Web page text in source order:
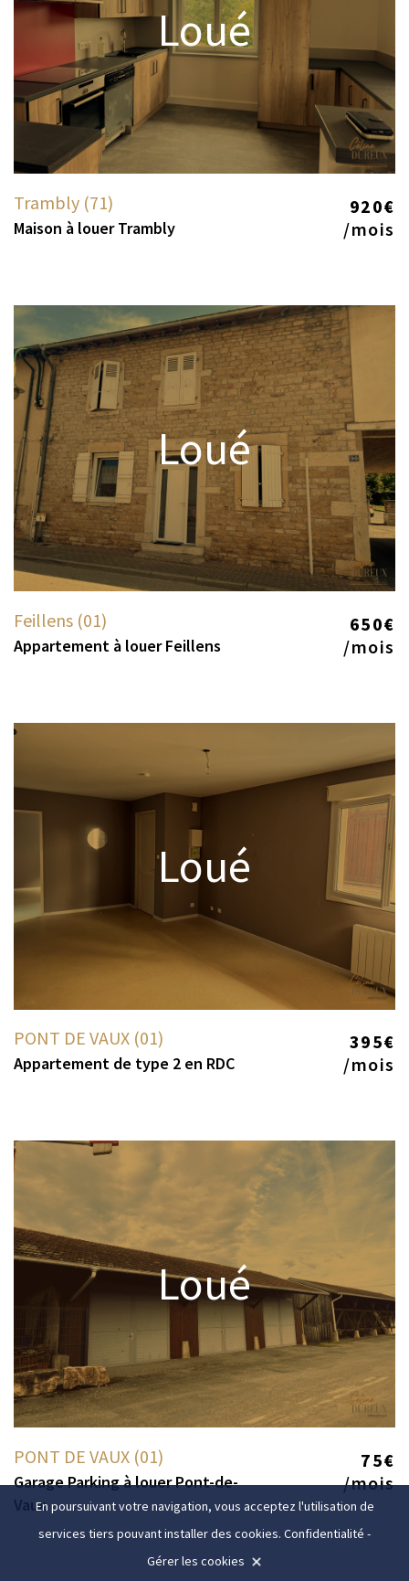
Loué
Trambly (71) 920€
Maison à louer Trambly /mois
Loué
Feillens (01) 650€
Appartement à louer Feillens /mois
Loué
PONT DE VAUX (01) 395€
Appartement de type 2 en RDC /mois
Loué
PONT DE VAUX (01) 75€
Garage Parking à louer Pont-de-
Vaux
/mois
En poursuivant votre navigation, vous acceptez l'utilisation de
services tiers pouvant installer des cookies. Confidentialité -
Gérer les cookies